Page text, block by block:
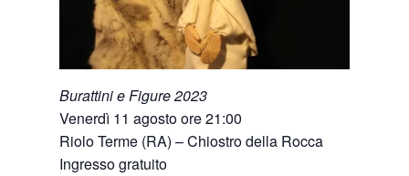
Burattini e Figure 2023
Venerdì 11 agosto ore 21:00
Riolo Terme (RA) – Chiostro della Rocca
Ingresso gratuito